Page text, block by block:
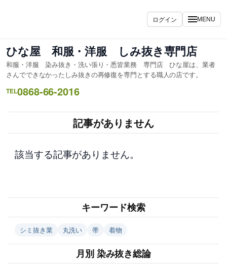
キ
ッ
プ
ログイン MENU
ひな屋 和服・洋服 しみ抜き専門店
和服・洋服 染み抜き・洗い張り・悉皆業務 専門店 ひな屋は、業者
さんでできなかったしみ抜きの再修復を専門とする職人の店です。
TEL0868-66-2016
記事がありません
該当する記事がありません。
キーワード検索
シミ抜き業 丸洗い 帯 着物
月別 染み抜き総論